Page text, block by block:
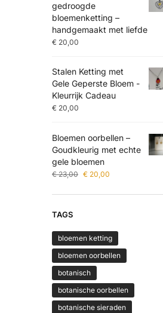
gedroogde
bloemenketting –
handgemaakt met liefde
€ 20,00
Stalen Ketting met
Gele Geperste Bloem -
Kleurrijk Cadeau
€ 20,00
Bloemen oorbellen –
Goudkleurig met echte
gele bloemen
€23,00 € 20,00
TAGS
bloemen ketting
bloemen oorbellen
botanisch
botanische oorbellen
botanische sieraden